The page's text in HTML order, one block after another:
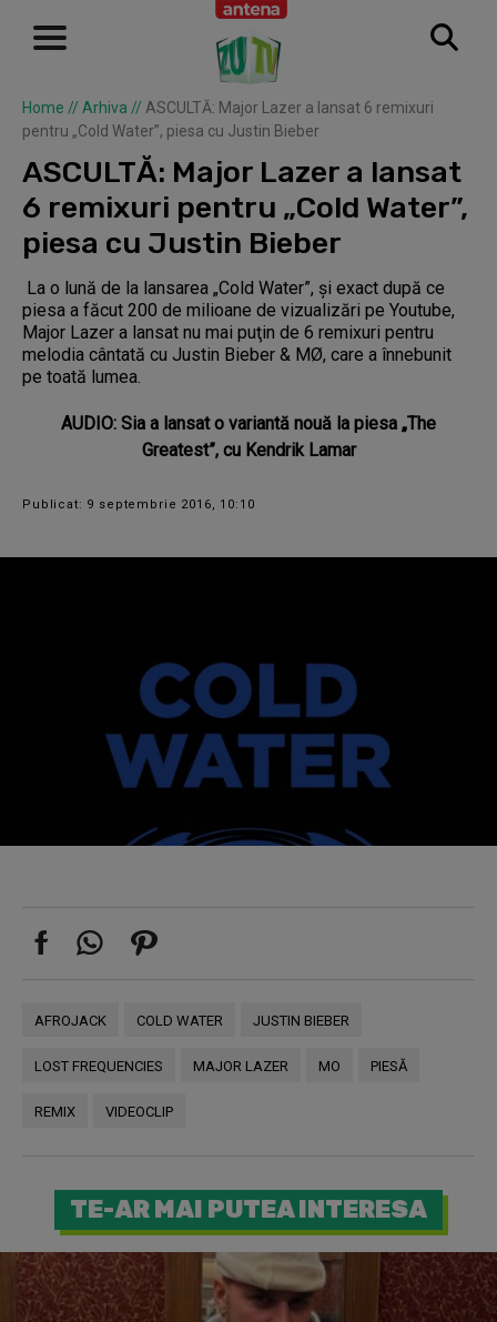
Home // Arhiva // ASCULTĂ: Major Lazer a lansat 6 remixuri
pentru „Cold Water”, piesa cu Justin Bieber
ASCULTĂ: Major Lazer a lansat
6 remixuri pentru „Cold Water”,
piesa cu Justin Bieber
La o lună de la lansarea „Cold Water”, şi exact după ce
piesa a făcut 200 de milioane de vizualizări pe Youtube,
Major Lazer a lansat nu mai puţin de 6 remixuri pentru
melodia cântată cu Justin Bieber & MØ, care a înnebunit
pe toată lumea.
AUDIO: Sia a lansat o variantă nouă la piesa „The
Greatest”, cu Kendrik Lamar
Publicat: 9 septembrie 2016, 10:10
AFROJACK COLD WATER JUSTIN BIEBER
LOST FREQUENCIES MAJOR LAZER MO PIESĂ
REMIX VIDEOCLIP
TE-AR MAI PUTEA INTERESA